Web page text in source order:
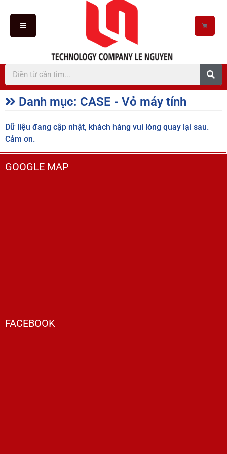
Danh mục: CASE - Vỏ máy tính
Dữ liệu đang cập nhật, khách hàng vui lòng quay lại sau.
Cảm ơn.
GOOGLE MAP
FACEBOOK